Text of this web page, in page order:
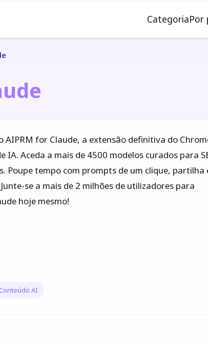
CategoriaPor
for Claude, a extensão definitiva do
Aceda a mais de 4500 modelos curados para
Poupe tempo com prompts de um clique, partilha
se a mais de 2 milhões de utilizadores para
hoje mesmo!
AI